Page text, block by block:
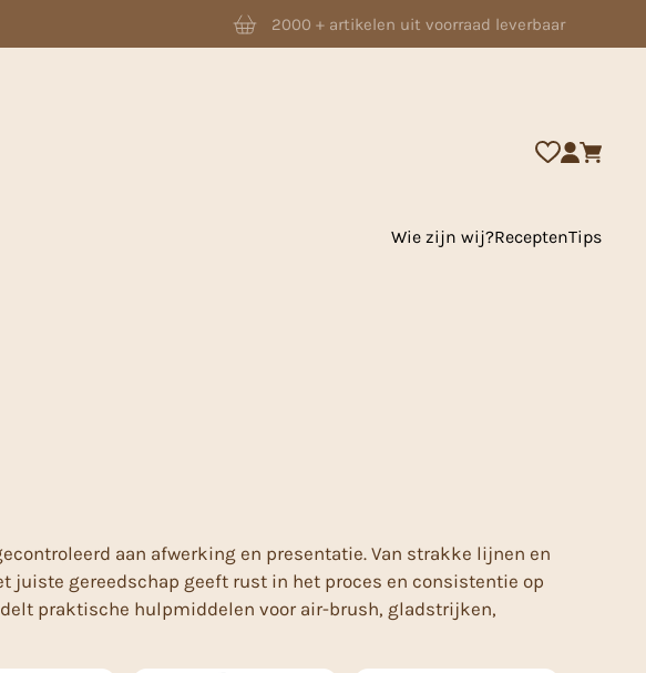
2000 + artikelen uit voorraad leverbaar
Wie zijn wij?ReceptenTips
aan afwerking en presentatie. Van strakke lijnen en
juiste gereedschap geeft rust in het proces en consistentie op
praktische hulpmiddelen voor air-brush, gladstrijken,